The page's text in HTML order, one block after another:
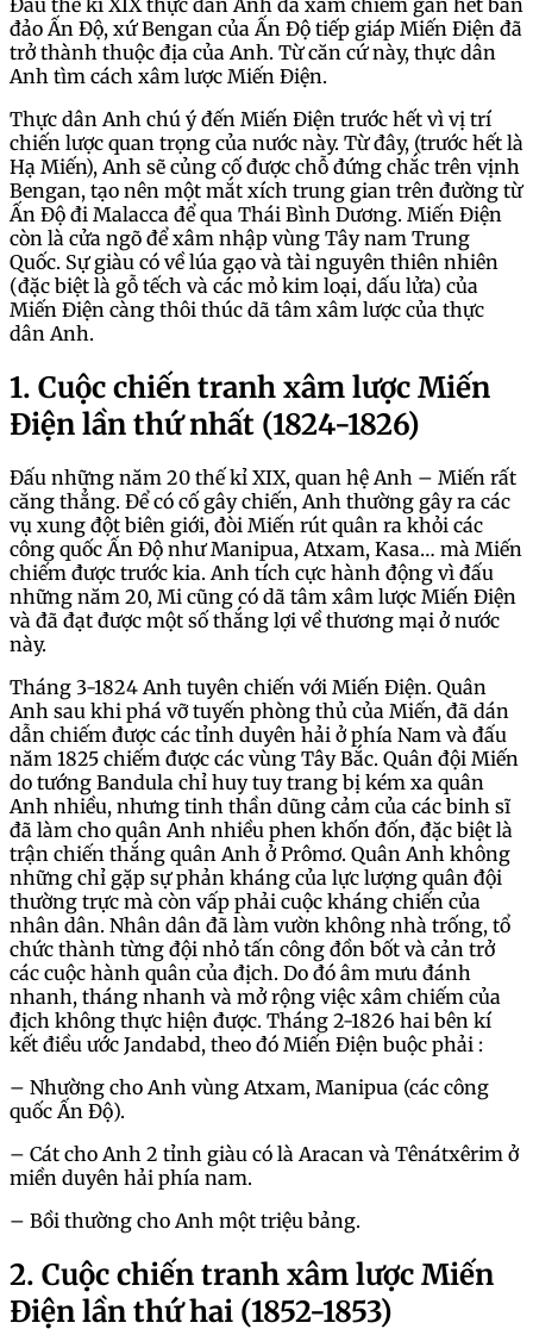
đảo Ấn Độ, xứ Bengan của Ấn Độ tiếp giáp Miến Điện đã
trở thành thuộc địa của Anh. Từ căn cứ này, thực dân
Anh tìm cách xâm lược Miến Điện.
Thực dân Anh chú ý đến Miến Điện trước hết vì vị trí
chiến lược quan trọng của nước này. Từ đây, (trước hết là
Hạ Miến), Anh sẽ củng cố được chỗ đứng chắc trên vịnh
Bengan, tạo nên một mắt xích trung gian trên đường từ
Ấn Độ đi Malacca để qua Thái Bình Dương. Miến Điện
còn là cửa ngõ để xâm nhập vùng Tây nam Trung
Quốc. Sự giàu có về lúa gạo và tài nguyên thiên nhiên
(đặc biệt là gỗ tếch và các mỏ kim loại, dấu lửa) của
Miến Điện càng thôi thúc dã tâm xâm lược của thực
dân Anh.
1. Cuộc chiến tranh xâm lược Miến
Điện lần thứ nhất (1824-1826)
Đấu những năm 20 thế kỉ XIX, quan hệ Anh – Miến rất
căng thẳng. Để có cố gây chiến, Anh thường gây ra các
vụ xung đột biên giới, đòi Miến rút quân ra khỏi các
công quốc Ấn Độ như Manipua, Atxam, Kasa… mà Miến
chiếm được trước kia. Anh tích cực hành động vì đấu
những năm 20, Mi cũng có dã tâm xâm lược Miến Điện
và đã đạt được một số thắng lợi về thương mại ở nước
này.
Tháng 3-1824 Anh tuyên chiến với Miến Điện. Quân
Anh sau khi phá vỡ tuyến phòng thủ của Miến, đã dán
dẫn chiếm được các tỉnh duyên hải ở phía Nam và đấu
năm 1825 chiếm được các vùng Tây Bắc. Quân đội Miến
do tướng Bandula chỉ huy tuy trang bị kém xa quân
Anh nhiều, nhưng tinh thần dũng cảm của các binh sĩ
đã làm cho quân Anh nhiều phen khốn đốn, đặc biệt là
trận chiến thắng quân Anh ở Prômơ. Quân Anh không
những chỉ gặp sự phản kháng của lực lượng quân đội
thường trực mà còn vấp phải cuộc kháng chiến của
nhân dân. Nhân dân đã làm vườn không nhà trống, tổ
chức thành từng đội nhỏ tấn công đồn bốt và cản trở
các cuộc hành quân của địch. Do đó âm mưu đánh
nhanh, tháng nhanh và mở rộng việc xâm chiếm của
địch không thực hiện được. Tháng 2-1826 hai bên kí
kết điều ước Jandabd, theo đó Miến Điện buộc phải :
– Nhường cho Anh vùng Atxam, Manipua (các công
quốc Ấn Độ).
– Cát cho Anh 2 tỉnh giàu có là Aracan và Tênátxêrim ở
miền duyên hải phía nam.
– Bồi thường cho Anh một triệu bảng.
2. Cuộc chiến tranh xâm lược Miến
Điện lần thứ hai (1852-1853)